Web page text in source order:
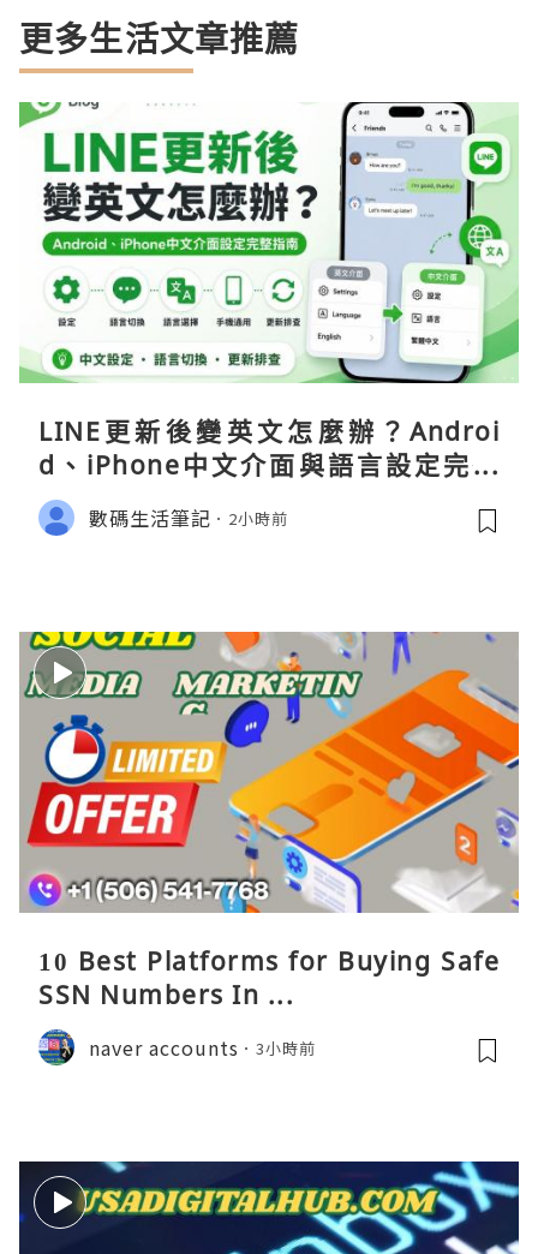
更多生活文章推薦
LINE更新後變英文怎麼辦？Androi
d、iPhone中文介面與語言設定完整
指南
數碼生活筆記 2小時前
10 Best Platforms for Buying Safe
SSN Numbers In ...
naver accounts 3小時前